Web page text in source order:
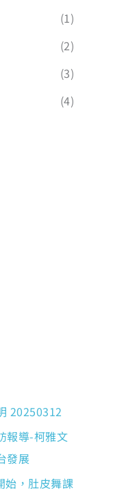
(1)
(2)
(3)
(4)
20250312
報導-柯雅文
發展
始，肚皮舞課